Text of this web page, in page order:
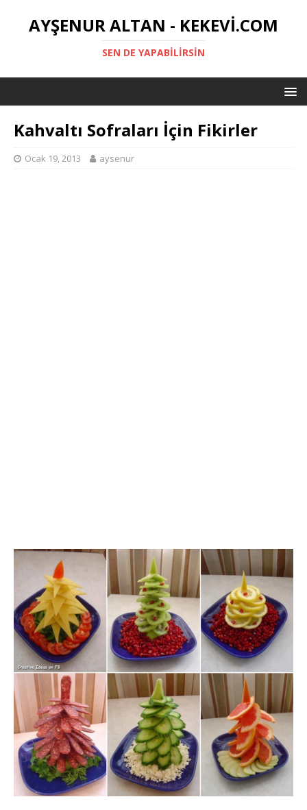
AYŞENUR ALTAN - KEKEVI.COM
SEN DE YAPABILIRSIN
Kahvaltı Sofraları İçin Fikirler
Ocak 19, 2013 aysenur